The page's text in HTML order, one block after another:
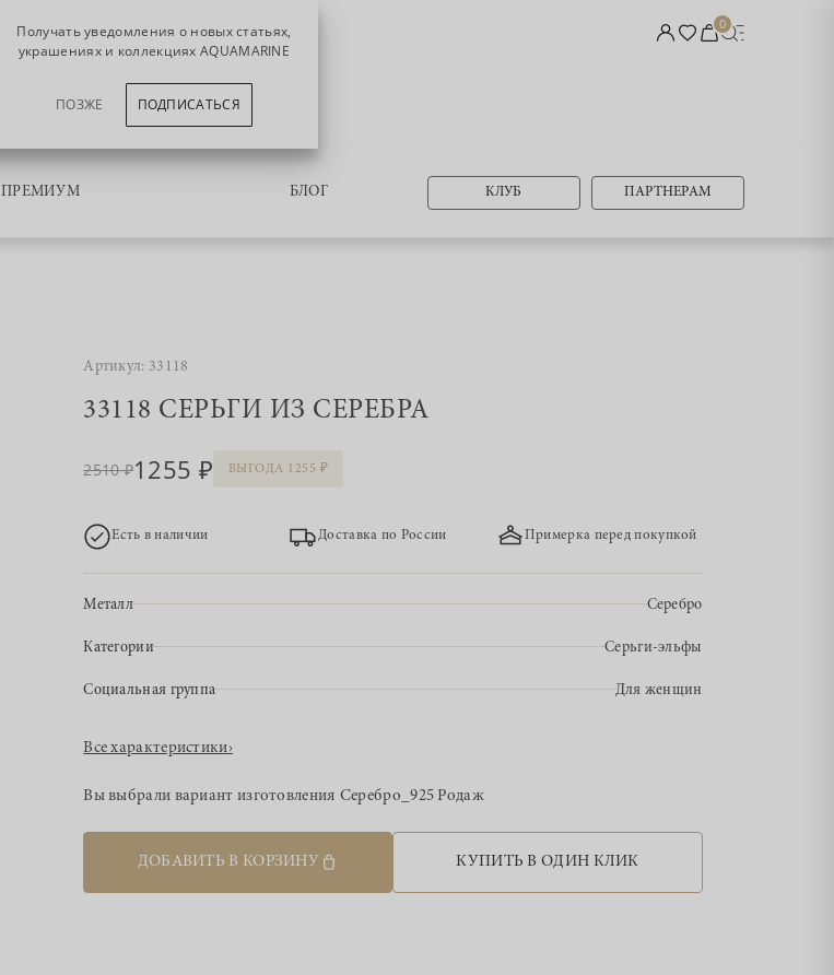
0
ПРЕМИУМ БЛОГ КЛУБ ПАРТНЕРАМ
Артикул: 33118
33118 СЕРЬГИ ИЗ СЕРЕБРА
2510 1255 ВЫГОДА 1255
Есть в наличии Доставка по России Примерка перед покупкой
Металл Серебро
Категории Серьги-эльфы
Социальная группа Для женщин
Все характеристики›
Вы выбрали вариант изготовления Серебро_925 Родаж
ДОБАВИТЬ В КОРЗИНУ КУПИТЬ В ОДИН КЛИК
Получать уведомления о новых статьях,
украшениях и коллекциях AQUAMARINE
ПОЗЖЕ ПОДПИСАТЬСЯ